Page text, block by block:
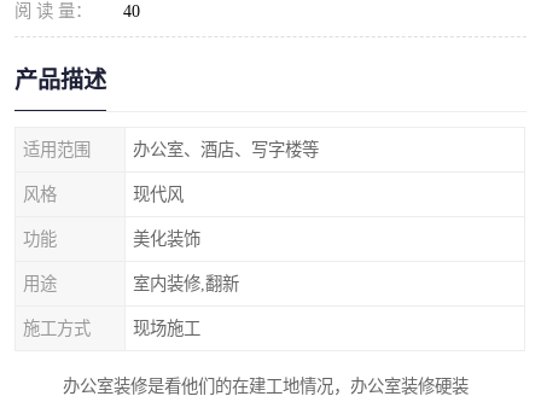
阅 读 量： 40
产品描述
适用范围 办公室、酒店、写字楼等
风格 现代风
功能 美化装饰
用途 室内装修,翻新
施工方式 现场施工
办公室装修是看他们的在建工地情况，办公室装修硬装